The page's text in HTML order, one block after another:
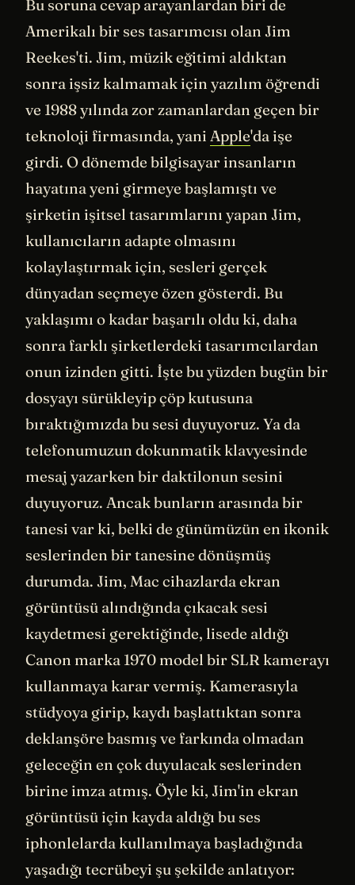
Bu soruna cevap arayanlardan biri de
Amerikalı bir ses tasarımcısı olan Jim
Reekes'ti. Jim, müzik eğitimi aldıktan
sonra işsiz kalmamak için yazılım öğrendi
ve 1988 yılında zor zamanlardan geçen bir
teknoloji firmasında, yani Apple'da işe
girdi. O dönemde bilgisayar insanların
hayatına yeni girmeye başlamıştı ve
şirketin işitsel tasarımlarını yapan Jim,
kullanıcıların adapte olmasını
kolaylaştırmak için, sesleri gerçek
dünyadan seçmeye özen gösterdi. Bu
yaklaşımı o kadar başarılı oldu ki, daha
sonra farklı şirketlerdeki tasarımcılardan
onun izinden gitti. İşte bu yüzden bugün bir
dosyayı sürükleyip çöp kutusuna
bıraktığımızda bu sesi duyuyoruz. Ya da
telefonumuzun dokunmatik klavyesinde
mesaj yazarken bir daktilonun sesini
duyuyoruz. Ancak bunların arasında bir
tanesi var ki, belki de günümüzün en ikonik
seslerinden bir tanesine dönüşmüş
durumda. Jim, Mac cihazlarda ekran
görüntüsü alındığında çıkacak sesi
kaydetmesi gerektiğinde, lisede aldığı
Canon marka 1970 model bir SLR kamerayı
kullanmaya karar vermiş. Kamerasıyla
stüdyoya girip, kaydı başlattıktan sonra
deklanşöre basmış ve farkında olmadan
geleceğin en çok duyulacak seslerinden
birine imza atmış. Öyle ki, Jim'in ekran
görüntüsü için kayda aldığı bu ses
iphonlelarda kullanılmaya başladığında
yaşadığı tecrübeyi şu şekilde anlatıyor: